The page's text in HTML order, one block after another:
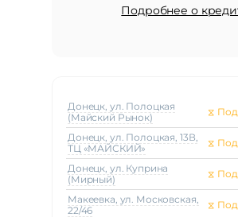
Подробнее о
Донецк, ул. Полоцкая
(Майский Рынок)
⧖ Под
Донецк, ул. Полоцкая, 13В,
ТЦ «МАЙСКИЙ»
⧖ Под
Донецк, ул. Куприна
(Мирный)
⧖ Под
Макеeвка, ул. Московская,
22/46
⧖ Под